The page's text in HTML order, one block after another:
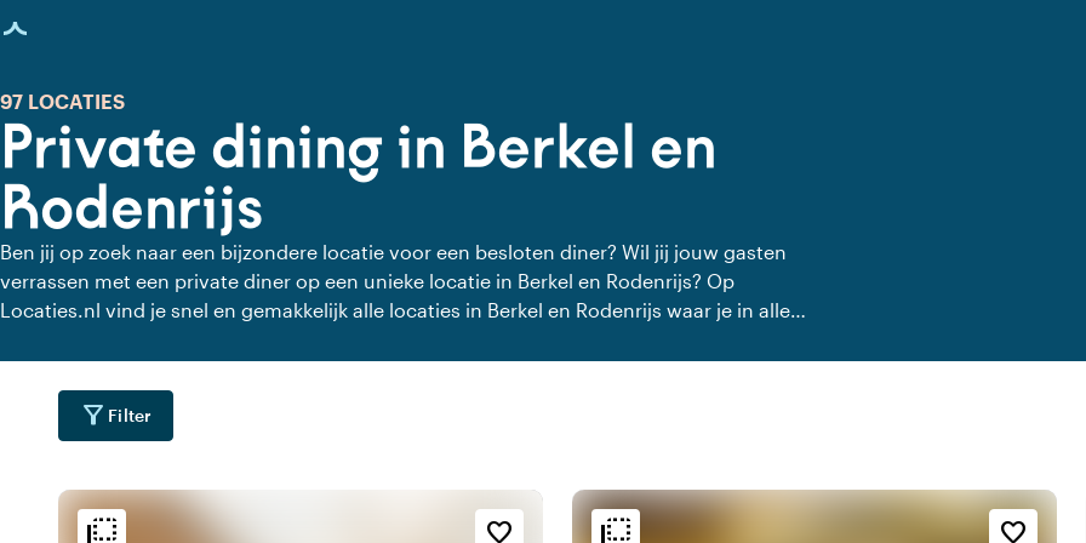
geladen
Private dining in Berkel en
Rodenrijs
97 LOCATIES
Ben jij op zoek naar een bijzondere locatie voor een besloten diner? Wil jij jouw gasten
verrassen met een private diner op een unieke locatie in Berkel en Rodenrijs? Op
Locaties.nl vind je snel en gemakkelijk alle locaties in Berkel en Rodenrijs waar je in alle
diner.
filter_alt Filter
flip_to_back favorite_border
Sfeer en esthetiek flip_to_back favorite_border
Sfeer en esthetiek
Bereikbaarheid en ligging Bereikbaarheid en ligging